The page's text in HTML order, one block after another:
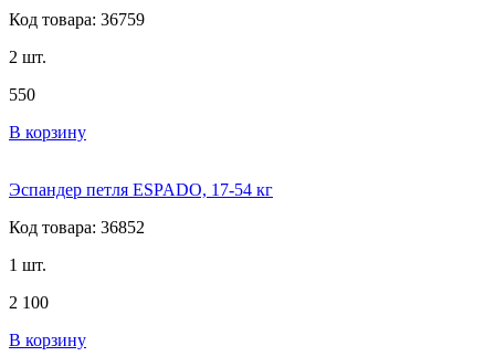
Код товара: 36759
2 шт.
550
В корзину
Эспандер петля ESPADO, 17-54 кг
Код товара: 36852
1 шт.
2 100
В корзину